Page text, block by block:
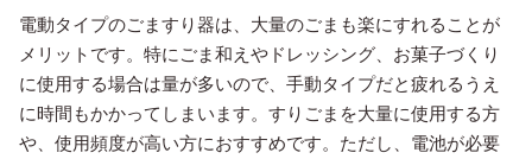
電動タイプのごますり器は、大量のごまも楽にすれることが
メリットです。特にごま和えやドレッシング、お菓子づくり
に使用する場合は量が多いので、手動タイプだと疲れるうえ
に時間もかかってしまいます。すりごまを大量に使用する方
や、使用頻度が高い方におすすめです。ただし、電池が必要